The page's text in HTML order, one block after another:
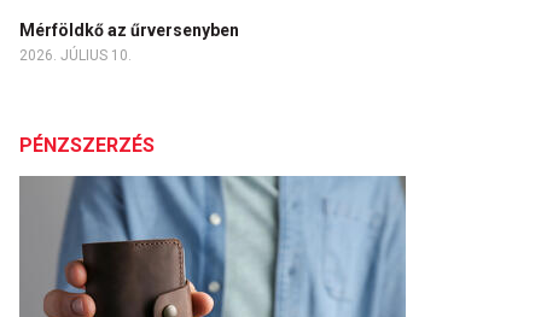
Mérföldkő az űrversenyben
2026. JÚLIUS 10.
PÉNZSZERZÉS